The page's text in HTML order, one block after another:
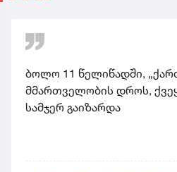
ბოლო 11 წელიწადში,
მმართველობის დროს,
სამჯერ გაიზარდა